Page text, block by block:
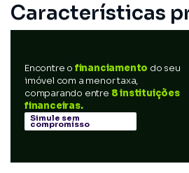
Características
Encontre o financiamento do seu
imóvel com a menor taxa,
comparando entre 8 instituições
financeiras.
Simule sem
compromisso